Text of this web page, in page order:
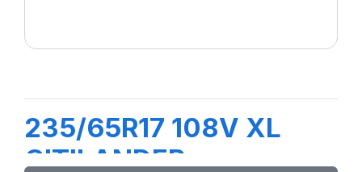
235/65R17 108V XL
CITILANDER